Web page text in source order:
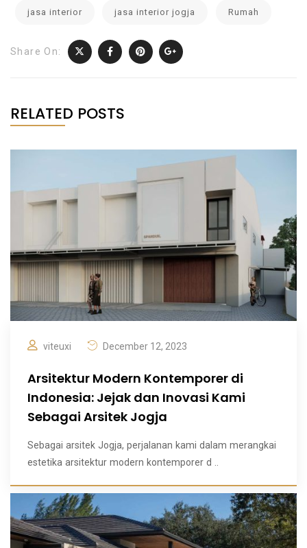
jasa interior jasa interior jogja Rumah
Share On:
RELATED POSTS
viteuxi December 12, 2023
Arsitektur Modern Kontemporer di
Indonesia: Jejak dan Inovasi Kami
Sebagai Arsitek Jogja
Sebagai arsitek Jogja, perjalanan kami dalam merangkai
estetika arsitektur modern kontemporer d ..